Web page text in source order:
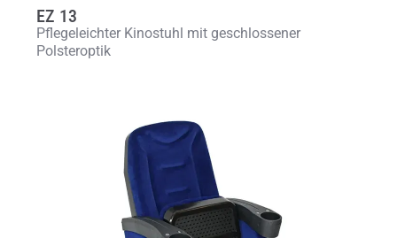
EZ 13
Pflegeleichter Kinostuhl mit geschlossener
Polsteroptik